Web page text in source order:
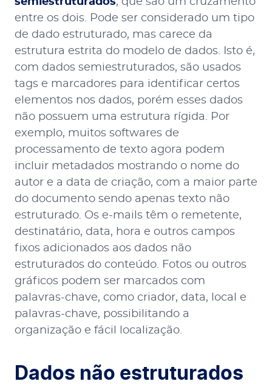
entre os dois. Pode ser considerado um tipo
de dado estruturado, mas carece da
estrutura estrita do modelo de dados. Isto é,
com dados semiestruturados, são usados
tags e marcadores para identificar certos
elementos nos dados, porém esses dados
não possuem uma estrutura rígida. Por
exemplo, muitos softwares de
processamento de texto agora podem
incluir metadados mostrando o nome do
autor e a data de criação, com a maior parte
do documento sendo apenas texto não
estruturado. Os e-mails têm o remetente,
destinatário, data, hora e outros campos
fixos adicionados aos dados não
estruturados do conteúdo. Fotos ou outros
gráficos podem ser marcados com
palavras-chave, como criador, data, local e
palavras-chave, possibilitando a
organização e fácil localização.
Dados não estruturados